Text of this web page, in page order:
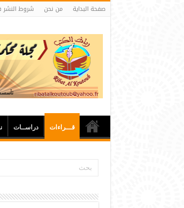
صفحة البداية من نحن شروط النشر
قـــراءات دراســات